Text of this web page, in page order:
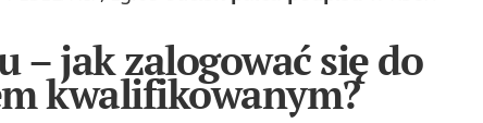
– jak zalogować się do
kwalifikowanym?